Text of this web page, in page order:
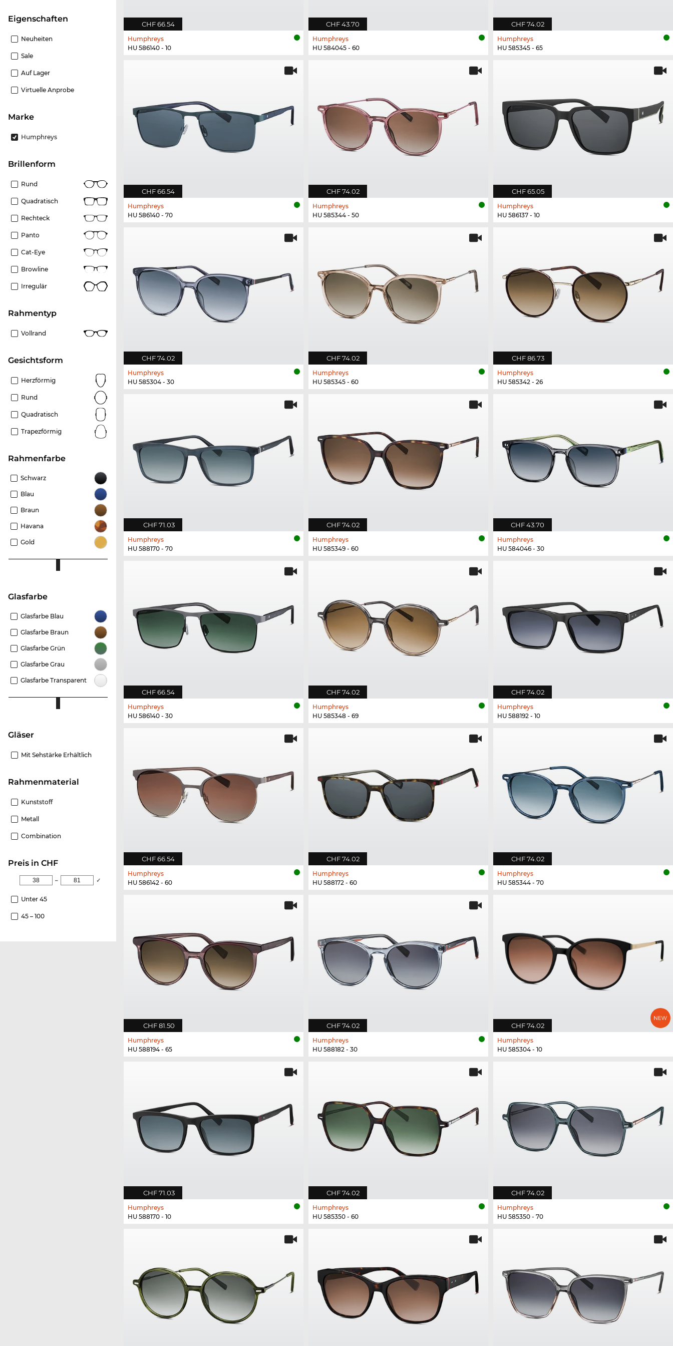
Eigenschaften
Neuheiten
Sale
Auf Lager
Virtuelle Anprobe
Marke
Humphreys
Brillenform
Rund
Quadratisch
Rechteck
Panto
Cat-Eye
Browline
Irregulär
Rahmentyp
Vollrand
Gesichtsform
Herzförmig
Rund
Quadratisch
Trapezförmig
Rahmenfarbe
Schwarz
Blau
Braun
Havana
Gold
Glasfarbe
Glasfarbe Blau
Glasfarbe Braun
Glasfarbe Grün
Glasfarbe Grau
Glasfarbe Transparent
Gläser
Mit Sehstärke Erhältlich
Rahmenmaterial
Kunststoff
Metall
Combination
Preis in CHF
– ✓
Unter 45
45 – 100
CHF 66.54
Humphreys
HU 586140 - 10
CHF 43.70
Humphreys
HU 584045 - 60
CHF 74.02
Humphreys
HU 585345 - 65
CHF 66.54
Humphreys
HU 586140 - 70
CHF 74.02
Humphreys
HU 585344 - 50
CHF 65.05
Humphreys
HU 586137 - 10
CHF 74.02
Humphreys
HU 585304 - 30
CHF 74.02
Humphreys
HU 585345 - 60
CHF 86.73
Humphreys
HU 585342 - 26
CHF 71.03
Humphreys
HU 588170 - 70
CHF 74.02
Humphreys
HU 585349 - 60
CHF 43.70
Humphreys
HU 584046 - 30
CHF 66.54
Humphreys
HU 586140 - 30
CHF 74.02
Humphreys
HU 585348 - 69
CHF 74.02
Humphreys
HU 588192 - 10
CHF 66.54
Humphreys
HU 586142 - 60
CHF 74.02
Humphreys
HU 588172 - 60
CHF 74.02
Humphreys
HU 585344 - 70
CHF 81.50
Humphreys
HU 588194 - 65
CHF 74.02
Humphreys
HU 588182 - 30
CHF 74.02
Humphreys
HU 585304 - 10
CHF 71.03
Humphreys
HU 588170 - 10
CHF 74.02
Humphreys
HU 585350 - 60
CHF 74.02
Humphreys
HU 585350 - 70